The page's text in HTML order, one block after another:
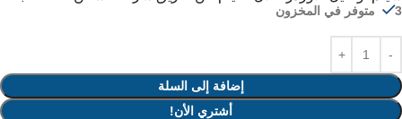
3 متوفر في المخزون
إضافة إلى السلة
أشتري الأن!